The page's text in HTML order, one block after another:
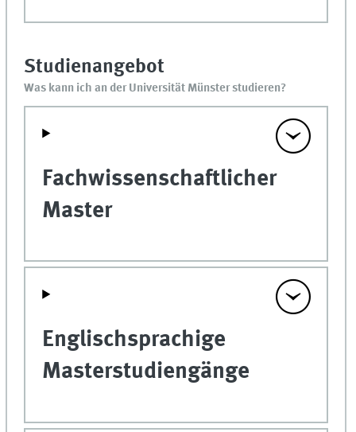
Studienangebot
Was kann ich an der Universität Münster studieren?
Fachwissenschaftlicher
Master
Englischsprachige
Masterstudiengänge